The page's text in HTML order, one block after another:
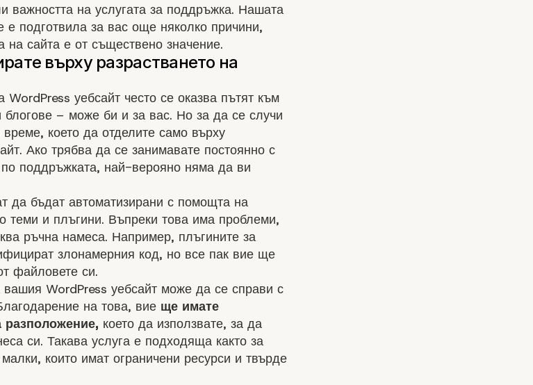
важността на услугата за поддръжка. Нашата
е подготвила за вас още няколко причини,
на сайта е от съществено значение.
WordPress уебсайт често се оказва пътят към
блогове – може би и за вас. Но за да се случи
което да отделите само върху
Ако трябва да се занимавате постоянно с
по поддръжката, най-верояно няма да ви
да бъдат автоматизирани с помощта на
теми и плъгини. Въпреки това има проблеми,
ръчна намеса. Например, плъгините за
злонамерния код, но все пак вие ще
файловете си.
WordPress уебсайт може да се справи с
на това, вие ще имате
разположение, което да използвате, за да
си. Такава услуга е подходяща както за
които имат ограничени ресурси и твърде